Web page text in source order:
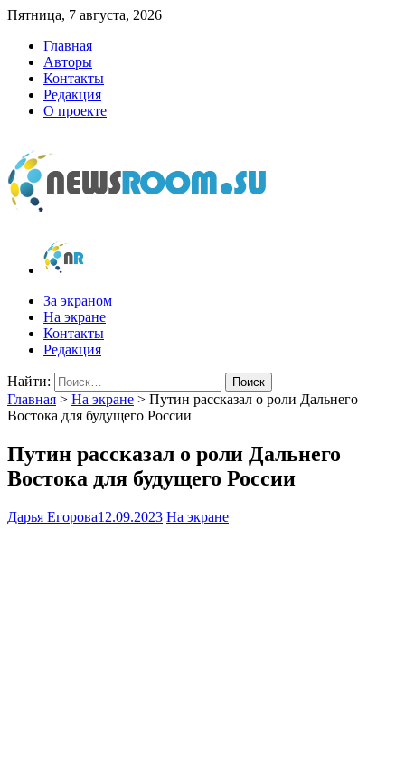
Пятница, 7 августа, 2026
Главная
Авторы
Контакты
Редакция
О проекте
newsroom.su
Новости о новостях
За экраном
На экране
Контакты
Редакция
Найти:
Главная > На экране > Путин рассказал о роли Дальнего
Востока для будущего России
Путин рассказал о роли Дальнего
Востока для будущего России
Дарья Егорова12.09.2023 На экране